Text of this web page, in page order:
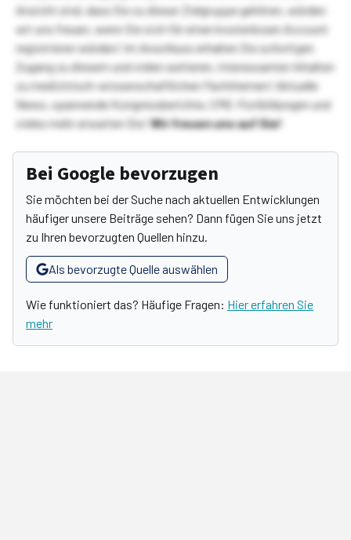
Ansicht sind, dass Sie zu dieser Zielgruppe gehören, würden
wir uns freuen, wenn Sie sich für einen kostenlosen Account
registrieren würden! Im Anschluss erhalten Sie sofortigen
Zugang zu diesem und vielen weiteren, interessanten Inhalten
zu medizinisch-wissenschaftlichen Fachthemen! Aktuelle
News, spannende Kongressberichte, CME-Fortbildungen und
vieles mehr erwarten Sie!Wir freuen uns auf Sie!
Bei Google bevorzugen
Sie möchten bei der Suche nach aktuellen Entwicklungen
häufiger unsere Beiträge sehen? Dann fügen Sie uns jetzt
zu Ihren bevorzugten Quellen hinzu.
Als bevorzugte Quelle auswählen
Wie funktioniert das? Häufige Fragen: Hier erfahren Sie
mehr